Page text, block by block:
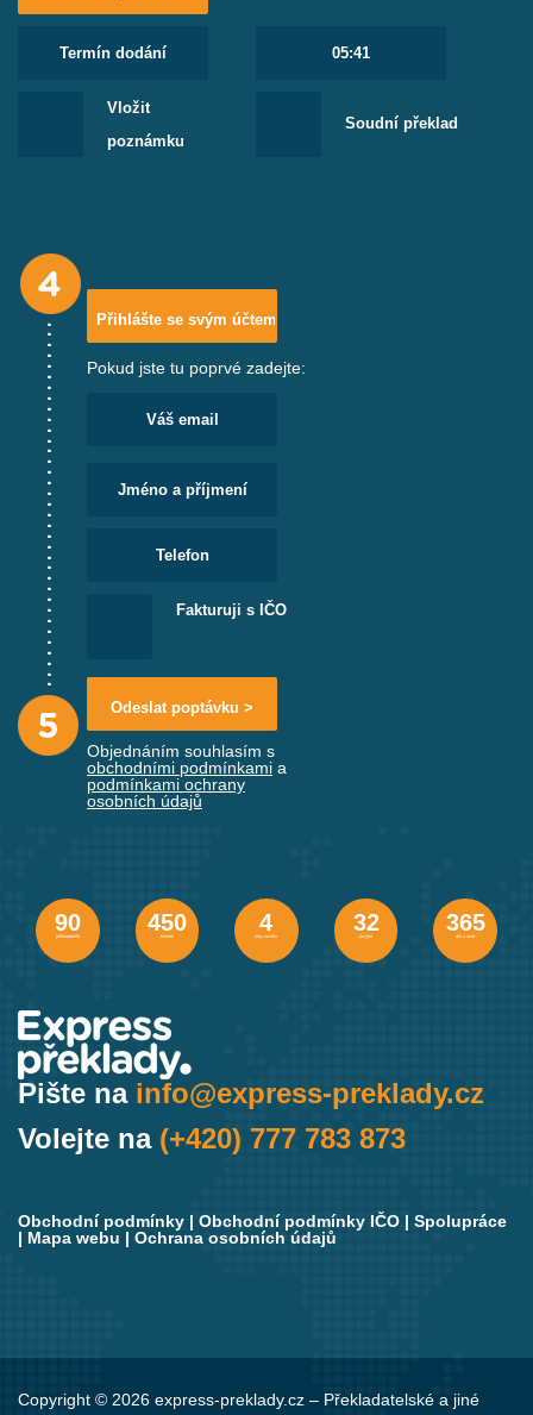
Vložit
poznámku
Soudní překlad
Pokud jste tu poprvé zadejte:
Fakturuji s IČO
Objednáním souhlasím s
obchodními podmínkami a
podmínkami ochrany
osobních údajů
90
překladatelů
450
klientů
4
roky na trhu
32
jazyků
365
dní v roce
Pište na info@express-preklady.cz
Volejte na (+420) 777 783 873
Obchodní podmínky | Obchodní podmínky IČO | Spolupráce
| Mapa webu | Ochrana osobních údajů
Copyright © 2026 express-preklady.cz – Překladatelské a jiné